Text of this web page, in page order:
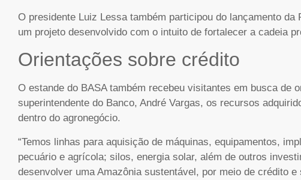
O presidente Luiz Lessa também participou do lançamento
um projeto desenvolvido com o intuito de fortalecer a cadeia
Orientações sobre crédito
O estande do BASA também recebeu visitantes em busca de
superintendente do Banco, André Vargas, os recursos
dentro do agronegócio.
“Temos linhas para aquisição de máquinas, equipamentos,
pecuário e agrícola; silos, energia solar, além de outros
desenvolver uma Amazônia sustentável, por meio de crédito